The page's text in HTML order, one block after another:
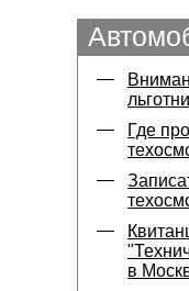
Где
в